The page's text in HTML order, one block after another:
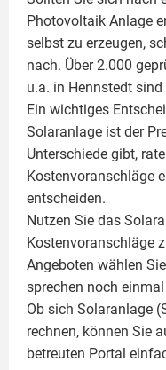
Photovoltaik Anlage
selbst zu erzeugen,
nach. Über 2.000
u.a. in Hennstedt
Ein wichtiges
Solaranlage ist der
Unterschiede gibt,
Kostenvoranschläge
entscheiden.
Nutzen Sie das
Kostenvoranschläge
Angeboten wählen
sprechen noch
Ob sich Solaranlage
rechnen, können Sie
betreuten Portal